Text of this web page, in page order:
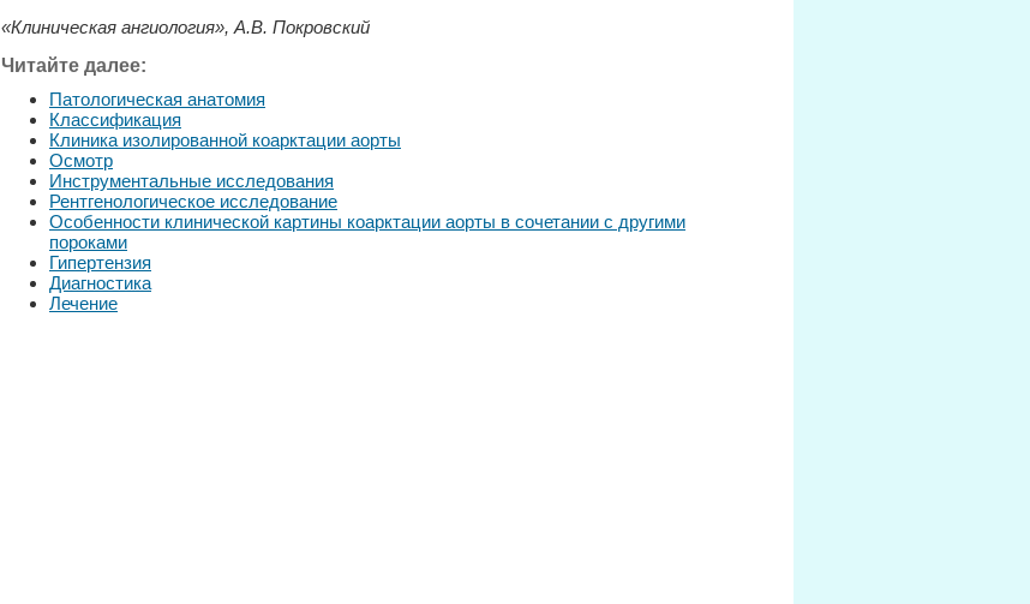
«Клиническая ангиология», А.В. Покровский
Читайте далее:
Патологическая анатомия
Классификация
Клиника изолированной коарктации аорты
Осмотр
Инструментальные исследования
Рентгенологическое исследование
Особенности клинической картины коарктации аорты в сочетании с другими
пороками
Гипертензия
Диагностика
Лечение